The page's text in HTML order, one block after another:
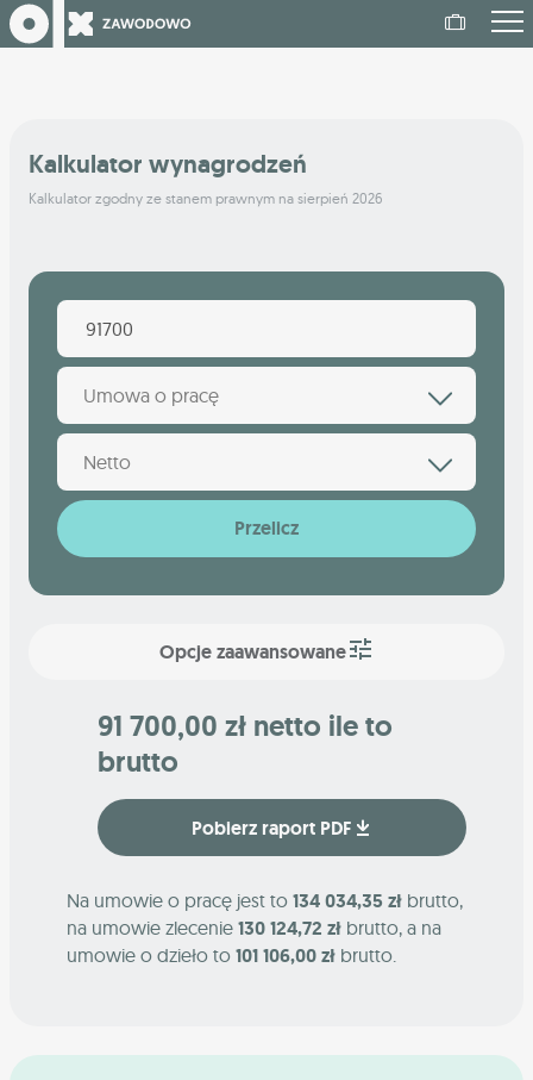
Kalkulator wynagrodzeń
Kalkulator zgodny ze stanem prawnym na sierpień 2026
Umowa o pracę
Netto
Przelicz
Opcje zaawansowane
91 700,00 zł netto ile to
brutto
Pobierz raport PDF
Na umowie o pracę jest to 134 034,35 zł brutto,
na umowie zlecenie 130 124,72 zł brutto, a na
umowie o dzieło to 101 106,00 zł brutto.